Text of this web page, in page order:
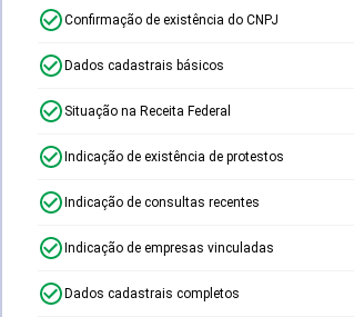
Confirmação de existência do CNPJ
Dados cadastrais básicos
Situação na Receita Federal
Indicação de existência de protestos
Indicação de consultas recentes
Indicação de empresas vinculadas
Dados cadastrais completos